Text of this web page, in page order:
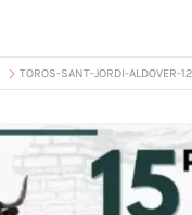
TOROS-SANT-JORDI-ALDOVER-